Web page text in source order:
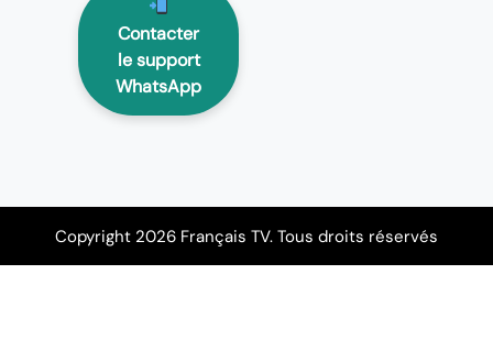
Contacter
le support
WhatsApp
Copyright 2026 Français TV. Tous droits réservés